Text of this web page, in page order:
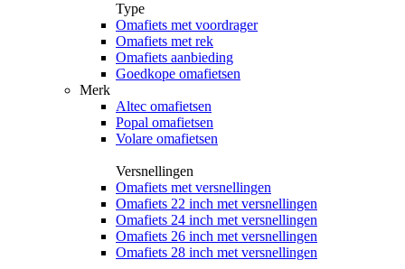
Type
Omafiets met voordrager
Omafiets met rek
Omafiets aanbieding
Goedkope omafietsen
Merk
Altec omafietsen
Popal omafietsen
Volare omafietsen
Versnellingen
Omafiets met versnellingen
Omafiets 22 inch met versnellingen
Omafiets 24 inch met versnellingen
Omafiets 26 inch met versnellingen
Omafiets 28 inch met versnellingen